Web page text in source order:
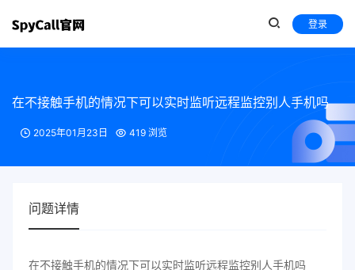
登录
在不接触手机的情况下可以实时监听远程监控别人手机吗
2025年01月23日 419 浏览
问题详情
在不接触手机的情况下可以实时监听远程监控别人手机吗